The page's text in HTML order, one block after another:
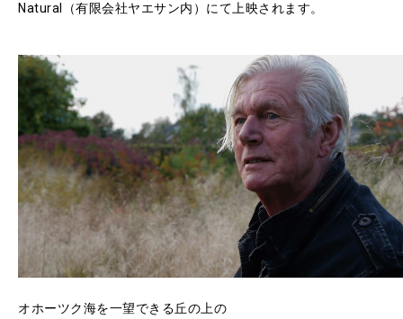
Natural（有限会社ヤエサン内）にて上映されます。
オホーツク海を一望できる丘の上の